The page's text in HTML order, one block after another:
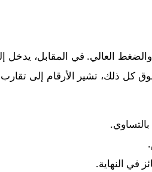
العالي. في المقابل، يدخل
كل ذلك، تشير الأرقام إلى تقارب
في النهاية.